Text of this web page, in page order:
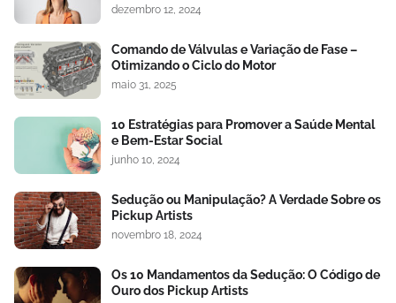
dezembro 12, 2024
Comando de Válvulas e Variação de Fase –
Otimizando o Ciclo do Motor
maio 31, 2025
10 Estratégias para Promover a Saúde Mental
e Bem-Estar Social
junho 10, 2024
Sedução ou Manipulação? A Verdade Sobre os
Pickup Artists
novembro 18, 2024
Os 10 Mandamentos da Sedução: O Código de
Ouro dos Pickup Artists